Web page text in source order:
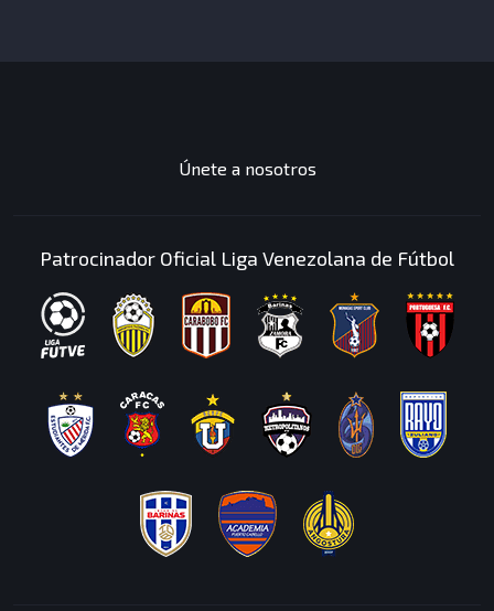
Únete a nosotros
Patrocinador Oficial Liga Venezolana de Fútbol
Has completado una
mision
MISIONES ACEPTAR